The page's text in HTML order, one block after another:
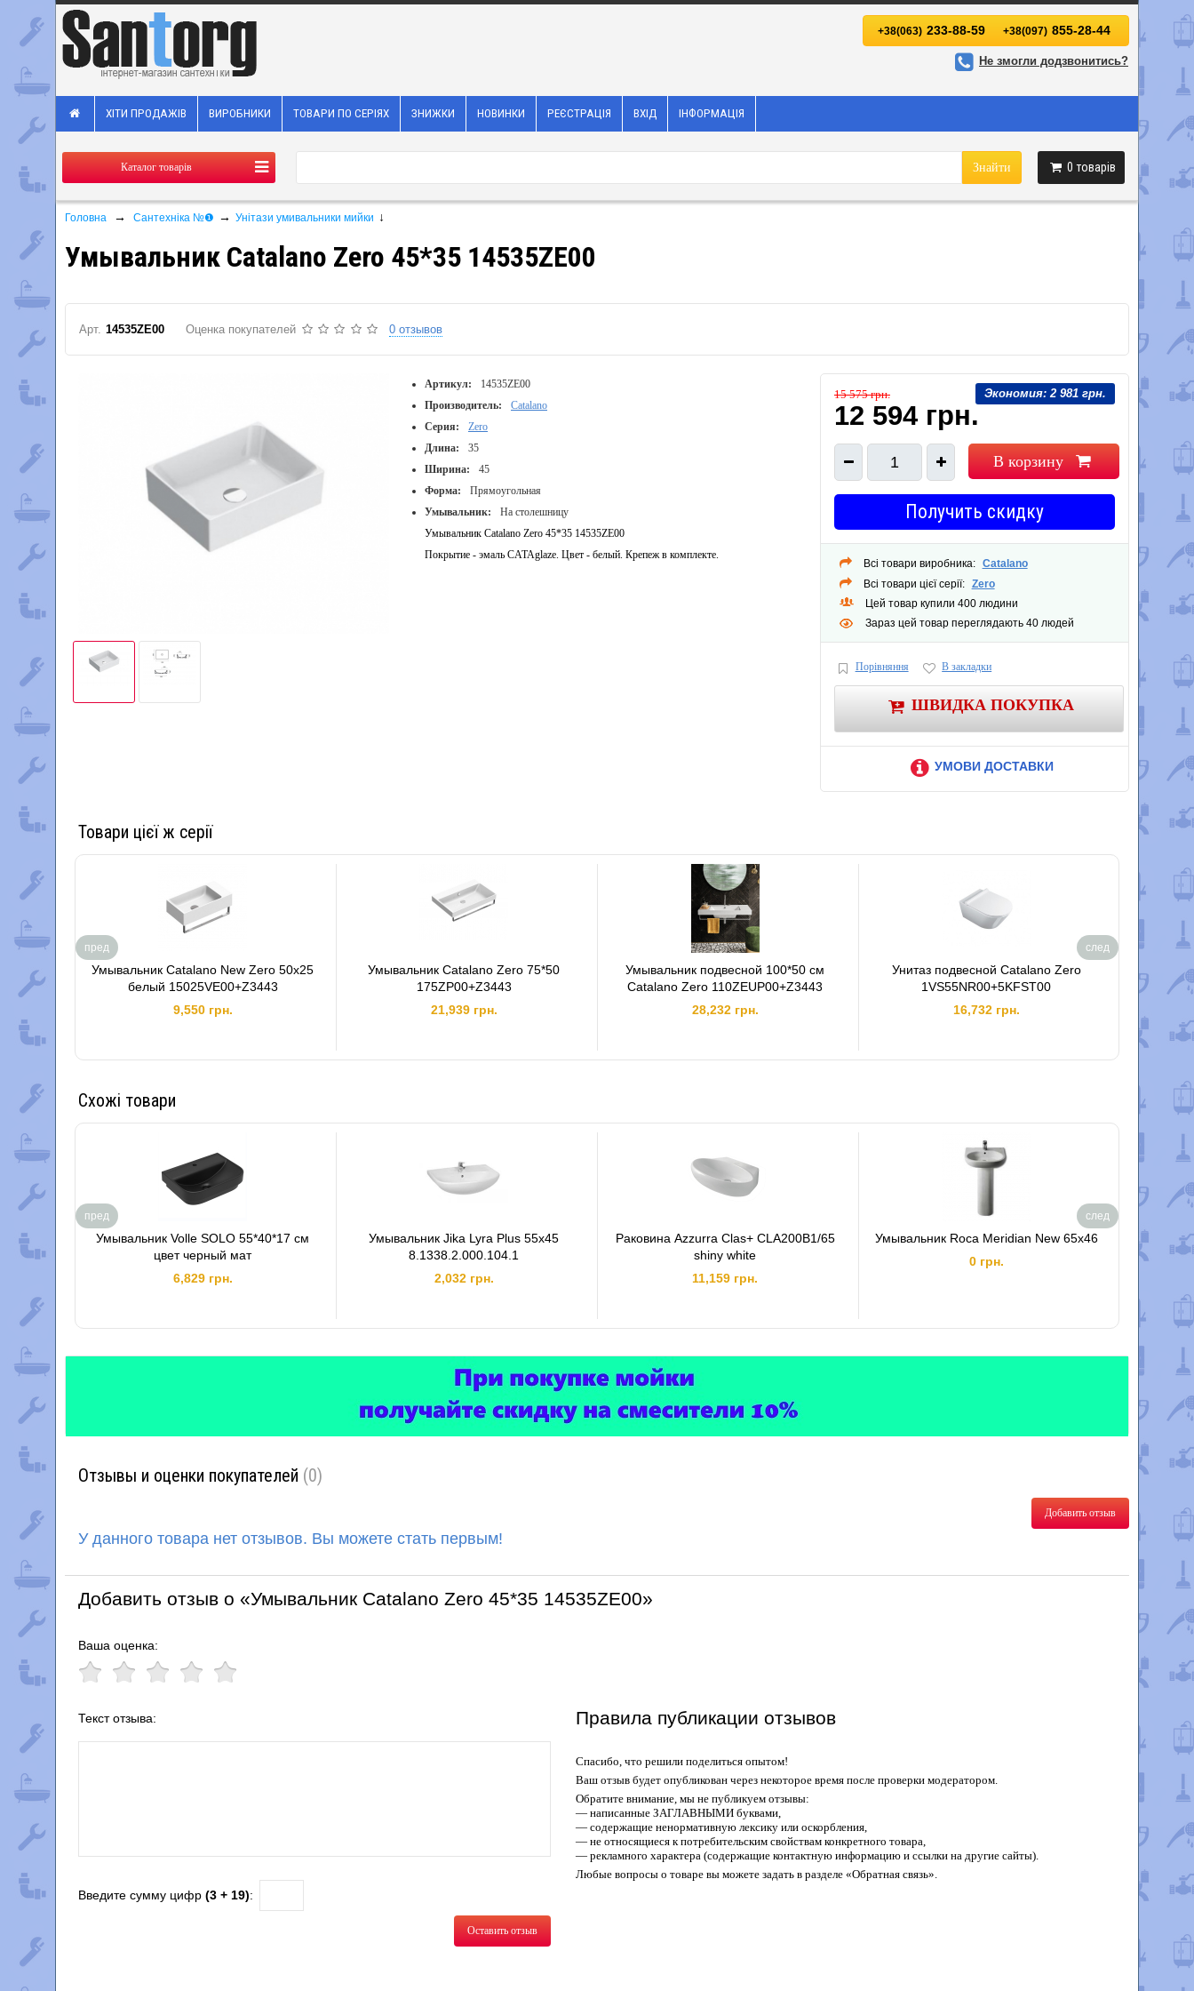
+38(063) 233-88-59 +38(097) 855-28-44
Не змогли додзвонитись?
ХІТИ ПРОДАЖІВ ВИРОБНИКИ ТОВАРИ ПО СЕРІЯХ ЗНИЖКИ НОВИНКИ РЕЄСТРАЦІЯ ВХІД ІНФОРМАЦІЯ
Каталог товарів 0 товарів
Знайти
Головна → Сантехніка №❶ → Унітази умивальники мийки ↓
Умывальник Catalano Zero 45*35 14535ZE00
Арт. 14535ZE00 Оценка покупателей 0 отзывов
Артикул:
14535ZE00
Производитель:
Catalano
Серия:
Zero
Длина:
35
Ширина:
45
Форма:
Прямоугольная
Умывальник:
На столешницу
Умывальник Catalano Zero 45*35 14535ZE00
Покрытие - эмаль CATAglaze. Цвет - белый. Крепеж в комплекте.
Экономия:2 981 грн.
15 575 грн.
12 594 грн.
1 В корзину
Получить скидку
Всі товари виробника: Catalano
Всі товари цієї серії: Zero
Цей товар купили 400 людини
Зараз цей товар переглядають 40 людей
Порівняння В закладки
ШВИДКА ПОКУПКА
УМОВИ ДОСТАВКИ
Товари цієї ж серії
Умывальник Catalano New Zero 50x25
белый 15025VE00+Z3443
9,550 грн.
Умывальник Catalano Zero 75*50
175ZP00+Z3443
21,939 грн.
Умывальник подвесной 100*50 см
Catalano Zero 110ZEUP00+Z3443
28,232 грн.
Унитаз подвесной Catalano Zero
1VS55NR00+5KFST00
16,732 грн.
пред след
Схожі товари
Умывальник Volle SOLO 55*40*17 см
цвет черный мат
6,829 грн.
Умывальник Jika Lyra Plus 55x45
8.1338.2.000.104.1
2,032 грн.
Раковина Azzurra Clas+ CLA200B1/65
shiny white
11,159 грн.
Умывальник Roca Meridian New 65x46
0 грн.
пред след
Отзывы и оценки покупателей (0)
Добавить отзыв
У данного товара нет отзывов. Вы можете стать первым!
Добавить отзыв о «Умывальник Catalano Zero 45*35 14535ZE00»
Ваша оценка:
Текст отзыва:
Введите сумму цифр (3 + 19):
Оставить отзыв
Правила публикации отзывов
Спасибо, что решили поделиться опытом!
Ваш отзыв будет опубликован через некоторое время после проверки модератором.
Обратите внимание, мы не публикуем отзывы:
— написанные ЗАГЛАВНЫМИ буквами,
— содержащие ненормативную лексику или оскорбления,
— не относящиеся к потребительским свойствам конкретного товара,
— рекламного характера (содержащие контактную информацию и ссылки на другие сайты).
Любые вопросы о товаре вы можете задать в разделе «Обратная связь».